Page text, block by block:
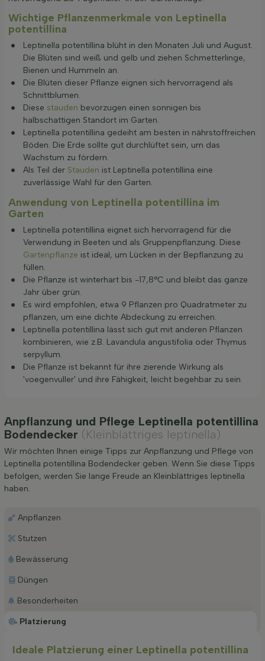
Wichtige Pflanzenmerkmale von Leptinella
potentillina
Leptinella potentillina blüht in den Monaten Juli und August.
Die Blüten sind weiß und gelb und ziehen Schmetterlinge,
Bienen und Hummeln an.
Die Blüten dieser Pflanze eignen sich hervorragend als
Schnittblumen.
Diese stauden bevorzugen einen sonnigen bis
halbschattigen Standort im Garten.
Leptinella potentillina gedeiht am besten in nährstoffreichen
Böden. Die Erde sollte gut durchlüftet sein, um das
Wachstum zu fördern.
Als Teil der Stauden ist Leptinella potentillina eine
zuverlässige Wahl für den Garten.
Anwendung von Leptinella potentillina im
Garten
Leptinella potentillina eignet sich hervorragend für die
Verwendung in Beeten und als Gruppenpflanzung. Diese
Gartenpflanze ist ideal, um Lücken in der Bepflanzung zu
füllen.
Die Pflanze ist winterhart bis -17,8°C und bleibt das ganze
Jahr über grün.
Es wird empfohlen, etwa 9 Pflanzen pro Quadratmeter zu
pflanzen, um eine dichte Abdeckung zu erreichen.
Leptinella potentillina lässt sich gut mit anderen Pflanzen
kombinieren, wie z.B. Lavandula angustifolia oder Thymus
serpyllum.
Die Pflanze ist bekannt für ihre zierende Wirkung als
'voegenvuller' und ihre Fähigkeit, leicht begehbar zu sein.
Anpflanzung und Pflege Leptinella potentillina
Bodendecker (Kleinblättriges leptinella)
Wir möchten Ihnen einige Tipps zur Anpflanzung und Pflege von
Leptinella potentillina Bodendecker geben. Wenn Sie diese Tipps
befolgen, werden Sie lange Freude an Kleinblättriges leptinella
haben.
Platzierung
Anpflanzen
Stutzen
Bewässerung
Düngen
Besonderheiten
Ideale Platzierung einer Leptinella potentillina